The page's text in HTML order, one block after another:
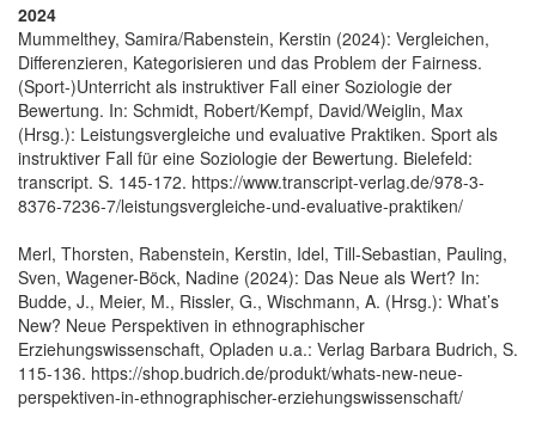
2024
Mummelthey, Samira/Rabenstein, Kerstin (2024): Vergleichen,
Differenzieren, Kategorisieren und das Problem der Fairness.
(Sport-)Unterricht als instruktiver Fall einer Soziologie der
Bewertung. In: Schmidt, Robert/Kempf, David/Weiglin, Max
(Hrsg.): Leistungsvergleiche und evaluative Praktiken. Sport als
instruktiver Fall für eine Soziologie der Bewertung. Bielefeld:
transcript. S. 145-172. https://www.transcript-verlag.de/978-3-
8376-7236-7/leistungsvergleiche-und-evaluative-praktiken/
Merl, Thorsten, Rabenstein, Kerstin, Idel, Till-Sebastian, Pauling,
Sven, Wagener-Böck, Nadine (2024): Das Neue als Wert? In:
Budde, J., Meier, M., Rissler, G., Wischmann, A. (Hrsg.): What’s
New? Neue Perspektiven in ethnographischer
Erziehungswissenschaft, Opladen u.a.: Verlag Barbara Budrich, S.
115-136. https://shop.budrich.de/produkt/whats-new-neue-
perspektiven-in-ethnographischer-erziehungswissenschaft/